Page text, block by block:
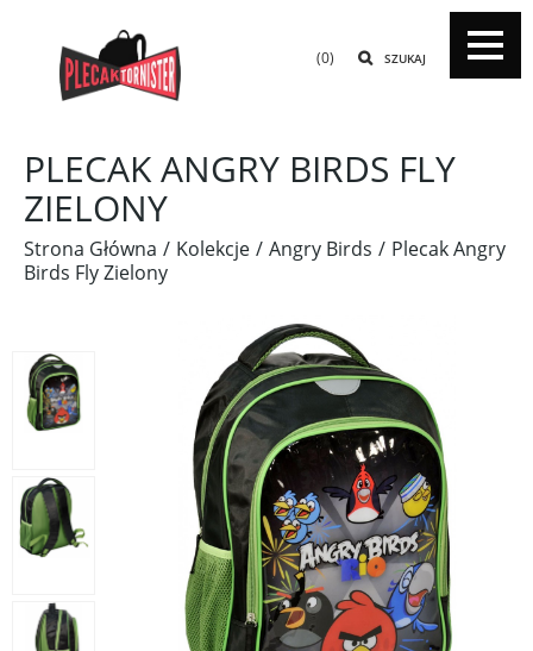
SZUKAJ
(0)
PLECAK ANGRY BIRDS FLY
ZIELONY
Strona Główna Kolekcje Angry Birds
Plecak Angry
Birds Fly Zielony